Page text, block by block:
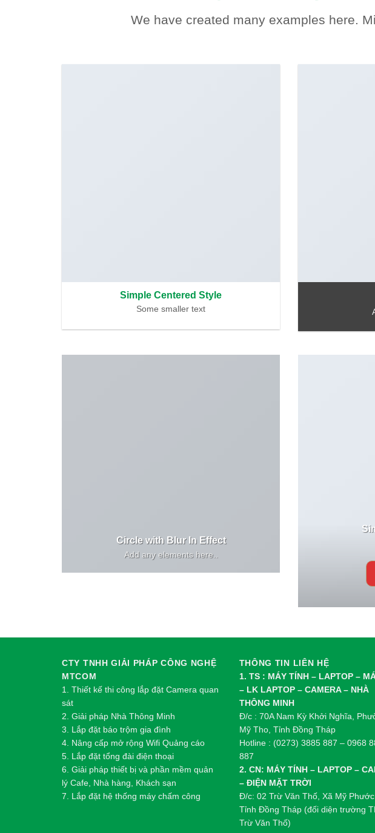
We have created many examples here.
Simple Centered Style
Some smaller text
Circle with Blur In Effect
Add any elements here..
CTY TNHH GIẢI PHÁP CÔNG NGHỆ
MTCOM
1. Thiết kế thi công lắp đặt Camera quan
sát
2. Giải pháp Nhà Thông Minh
3. Lắp đặt báo trộm gia đình
4. Nâng cấp mở rộng Wifi Quảng cáo
5. Lắp đặt tổng đài điện thoại
6. Giải pháp thiết bị và phần mềm quản
lý Cafe, Nhà hàng, Khách sạn
7. Lắp đặt hệ thống máy chấm công
THÔNG TIN LIÊN HỆ
1. TS : MÁY TÍNH – LAPTOP –
– LK LAPTOP – CAMERA – NHÀ
THÔNG MINH
Đ/c : 70A Nam Kỳ Khởi Nghĩa,
Mỹ Tho, Tỉnh Đồng Tháp
Hotline : (0273) 3885 887 – 0968
887
2. CN: MÁY TÍNH – LAPTOP –
– ĐIỆN MẶT TRỜI
Đ/c: 02 Trừ Văn Thố, Xã Mỹ
Tỉnh Đồng Tháp (đối diện trường
Trừ Văn Thố)